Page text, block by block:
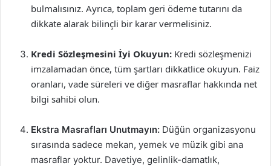
bulmalısınız. Ayrıca, toplam geri ödeme tutarını da
dikkate alarak bilinçli bir karar vermelisiniz.
Kredi Sözleşmesini İyi Okuyun: Kredi sözleşmenizi
imzalamadan önce, tüm şartları dikkatlice okuyun. Faiz
oranları, vade süreleri ve diğer masraflar hakkında net
bilgi sahibi olun.
Ekstra Masrafları Unutmayın: Düğün organizasyonu
sırasında sadece mekan, yemek ve müzik gibi ana
masraflar yoktur. Davetiye, gelinlik-damatlık,